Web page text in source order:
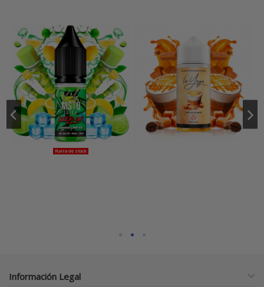
Fuera de stock
Información Legal